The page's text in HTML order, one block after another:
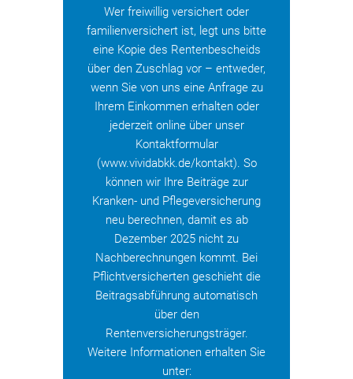
Wer freiwillig versichert oder
familienversichert ist, legt uns bitte
eine Kopie des Rentenbescheids
über den Zuschlag vor – entweder,
wenn Sie von uns eine Anfrage zu
Ihrem Einkommen erhalten oder
jederzeit online über unser
Kontaktformular
(www.vividabkk.de/kontakt). So
können wir Ihre Beiträge zur
Kranken- und Pflegeversicherung
neu berechnen, damit es ab
Dezember 2025 nicht zu
Nachberechnungen kommt. Bei
Pflichtversicherten geschieht die
Beitragsabführung automatisch
über den
Rentenversicherungsträger.
Weitere Informationen erhalten Sie
unter: